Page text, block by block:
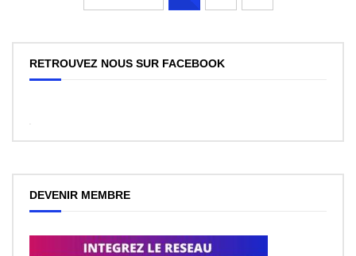
RETROUVEZ NOUS SUR FACEBOOK
WordPress
DEVENIR MEMBRE